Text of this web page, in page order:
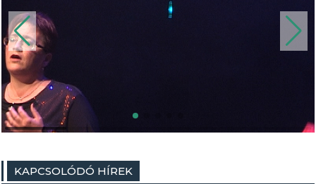
KAPCSOLÓDÓ HÍREK